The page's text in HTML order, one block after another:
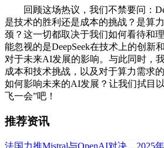
回顾这场热议，我们不禁要问：
是技术的胜利还是成本的挑战？是算
颈？这一切都取决于我们如何看待和
能忽视的是DeepSeek在技术上的创新
对于未来AI发展的影响。与此同时，
成本和技术挑战，以及对于算力需求
如何影响未来的AI发展？让我们拭目
飞一会”吧！
推荐资讯